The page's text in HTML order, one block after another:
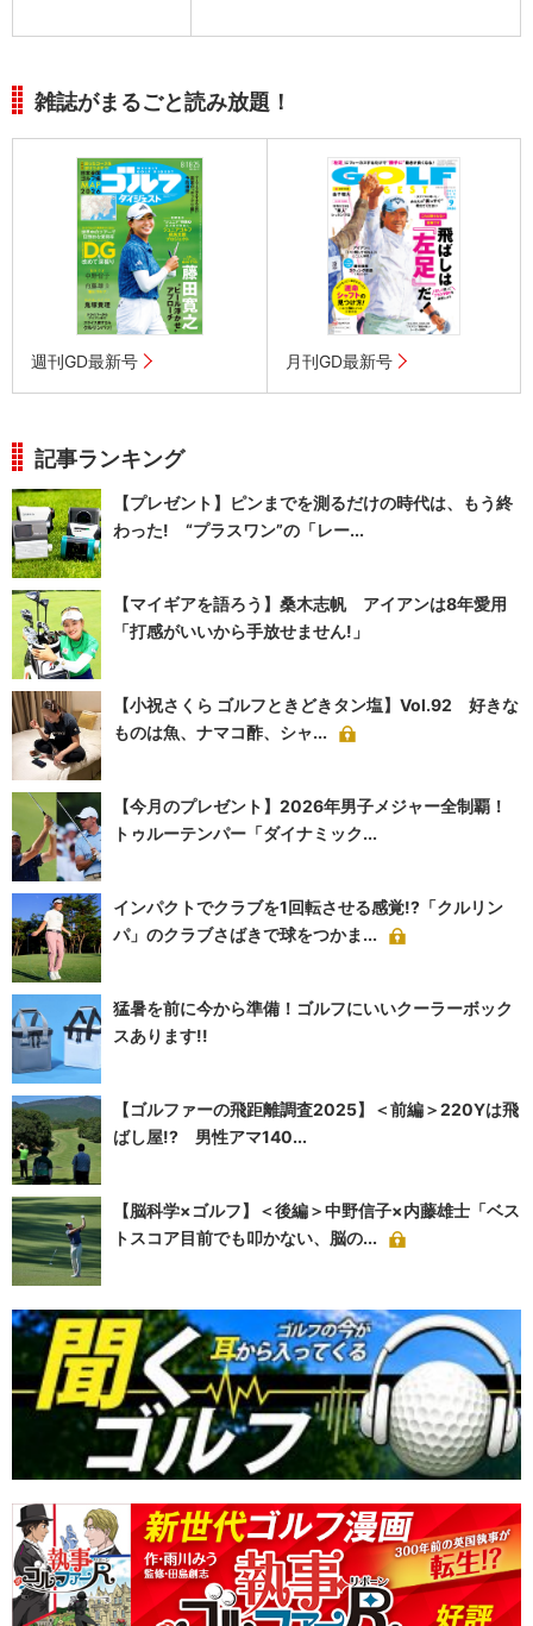
雑誌がまるごと読み放題！
週刊GD最新号 月刊GD最新号
記事ランキング
【プレゼント】ピンまでを測るだけの時代は、もう終
わった! “プラスワン”の「レー...
【マイギアを語ろう】桑木志帆 アイアンは8年愛用
「打感がいいから手放せません!」
【小祝さくら ゴルフときどきタン塩】Vol.92 好きな
ものは魚、ナマコ酢、シャ...
【今月のプレゼント】2026年男子メジャー全制覇！
トゥルーテンパー「ダイナミック...
インパクトでクラブを1回転させる感覚!?「クルリン
パ」のクラブさばきで球をつかま...
猛暑を前に今から準備！ゴルフにいいクーラーボック
スあります!!
【ゴルファーの飛距離調査2025】＜前編＞220Yは飛
ばし屋!? 男性アマ140...
【脳科学×ゴルフ】＜後編＞中野信子×内藤雄士「ベス
トスコア目前でも叩かない、脳の...